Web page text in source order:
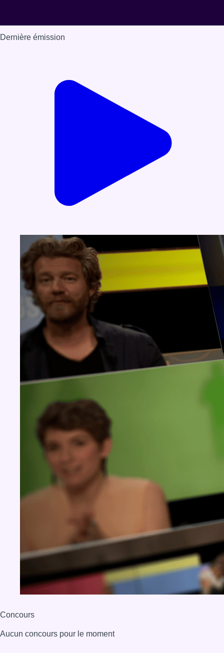
Dernière émission
Concours
Aucun concours pour le moment